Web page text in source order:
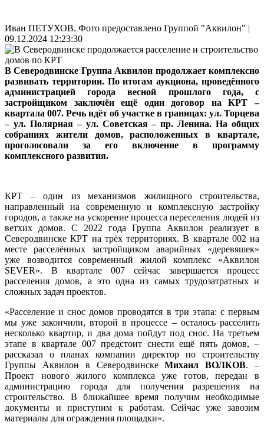
Иван ПЕТУХОВ. Фото предоставлено Группой "Аквилон" |
09.12.2024 12:23:30
В Северодвинске Группа Аквилон продолжает комплексно
развивать территории. По итогам аукциона, проведённого
администрацией города весной прошлого года, с
застройщиком заключён ещё один договор на КРТ –
квартала 007. Речь идёт об участке в границах: ул. Торцева
– ул. Полярная – ул. Советская – пр. Ленина. На общих
собраниях жители домов, расположенных в квартале,
проголосовали за его включение в программу
комплексного развития.
КРТ – один из механизмов жилищного строительства,
направленный на современную и комплексную застройку
городов, а также на ускорение процесса переселения людей из
ветхих домов. С 2022 года Группа Аквилон реализует в
Северодвинске КРТ на трёх территориях. В квартале 002 на
месте расселённых застройщиком аварийных «деревяшек»
уже возводится современный жилой комплекс «Аквилон
SEVER». В квартале 007 сейчас завершается процесс
расселения домов, а это одна из самых трудозатратных и
сложных задач проектов.
«Расселение и снос домов проводятся в три этапа: с первым
мы уже закончили, второй в процессе – осталось расселить
несколько квартир, и два дома пойдут под снос. На третьем
этапе в квартале 007 предстоит снести ещё пять домов, –
рассказал о планах компании директор по строительству
Группы Аквилон в СеверодвинскеМихаил ВОЛКОВ. –
Проект нового жилого комплекса уже готов, передан в
администрацию города для получения разрешения на
строительство. В ближайшее время получим необходимые
документы и приступим к работам. Сейчас уже завозим
материалы для ограждения площадки».